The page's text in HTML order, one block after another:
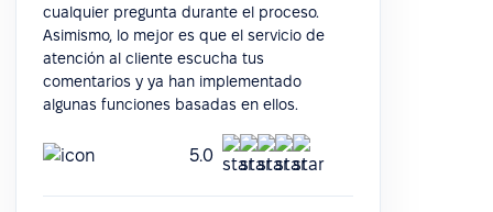
cualquier pregunta durante el proceso.
Asimismo, lo mejor es que el servicio de
atención al cliente escucha tus
comentarios y ya han implementado
algunas funciones basadas en ellos.
5.0